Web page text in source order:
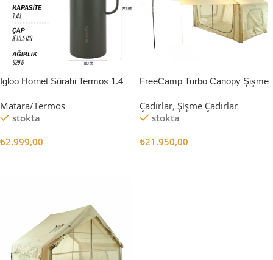
Igloo Hornet Sürahi Termos 1.4
Matara/Termos
stokta
₺2.999,00
FreeCamp Turbo Canopy Şişme
Çadırlar, Şişme Çadırlar
stokta
₺21.950,00